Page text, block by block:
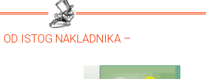
OD ISTOG NAKLADNIKA –